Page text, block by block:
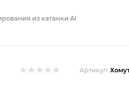
из катанки AI
Артикул: